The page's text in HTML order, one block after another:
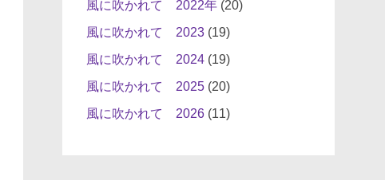
風に吹かれて 2022年(20)
風に吹かれて 2023(19)
風に吹かれて 2024(19)
風に吹かれて 2025(20)
風に吹かれて 2026(11)